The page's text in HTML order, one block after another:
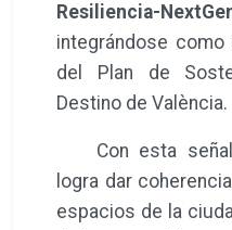
Resiliencia-
integrándose
del Plan de
Destino de València.
Con esta
logra dar
espacios de la